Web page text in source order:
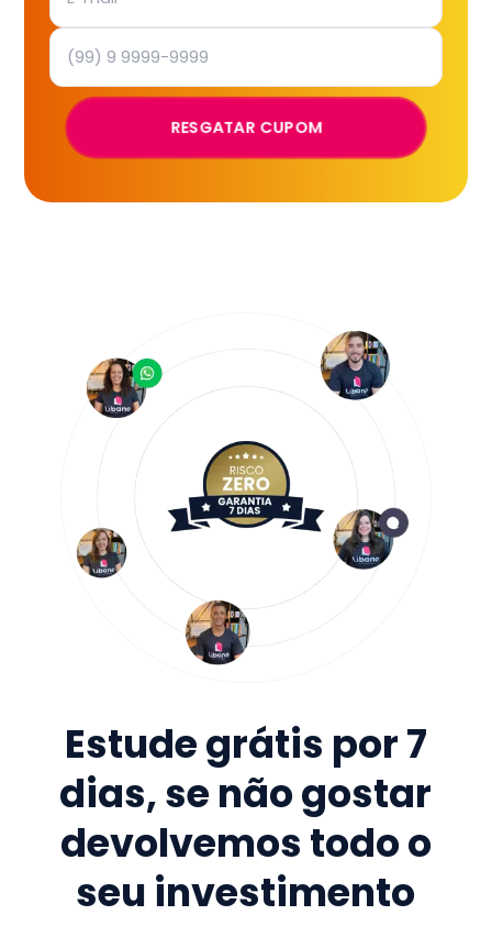
RESGATAR CUPOM
Estude grátis por 7
dias, se não gostar
devolvemos todo o
seu investimento